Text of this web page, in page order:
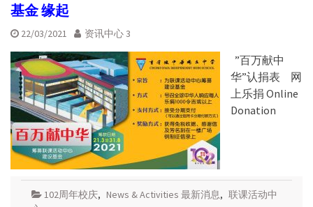
基金 缘起
22/03/2021 资讯中心 3
”百万献中
华”认捐表 网
上乐捐 Online
Donation
102周年校庆, News & Activities 最新消息, 联课活动中